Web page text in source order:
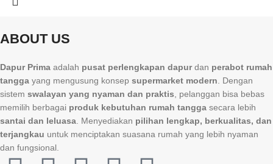
ABOUT US
Dapur Prima adalah pusat perlengkapan dapurdan perabot rumah
tangga yang mengusung konsep supermarket modern . Dengan
sistem swalayan yang nyaman dan praktis , pelanggan bisa bebas
memilih berbagai produk kebutuhan rumah tangga secara lebih
santai dan leluasa . Menyediakan pilihan lengkap, berkualitas, dan
terjangkau untuk menciptakan suasana rumah yang lebih nyaman
dan fungsional.